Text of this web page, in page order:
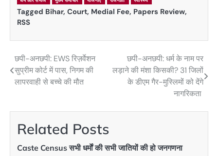
Tagged Bihar, Court, Medial Fee, Papers Review,
RSS
Post
navigation
छपी-अनछपी: EWS रिज़र्वेशन
सुप्रीम कोर्ट में पास, निगम की
लापरवाही से बच्चे की मौत
छपी-अनछपी: धर्म के नाम पर
लड़ाने की मंशा किसकी? 31 जिलों
के डीएम गैर-मुस्लिमों को देंगे
नागरिकता
Related Posts
Caste Census सभी धर्माें की सभी जातियों की हो जनगणना